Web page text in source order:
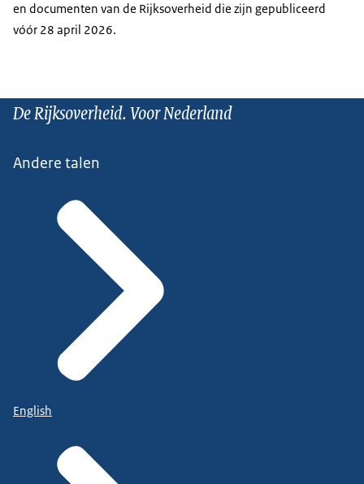
en documenten van de Rijksoverheid die zijn gepubliceerd
vóór 28 april 2026.
De Rijksoverheid. Voor Nederland
Andere talen
English